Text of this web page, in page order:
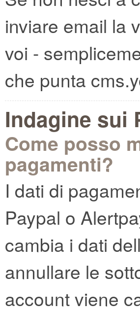
inviare email la
voi -
che punta
Indagine sui
Come posso
pagamenti?
I dati di
Paypal o
cambia i dati
annullare le
account viene